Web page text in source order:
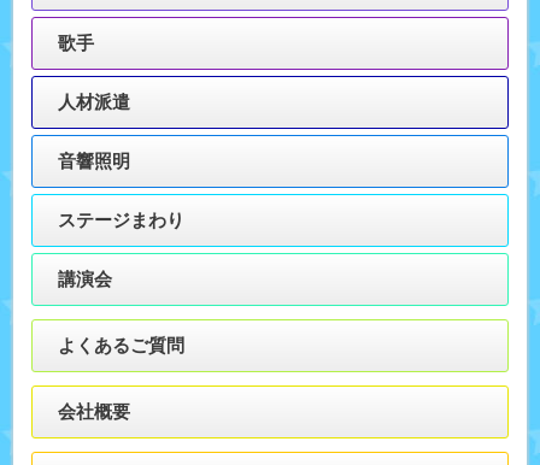
歌手
人材派遣
音響照明
ステージまわり
講演会
よくあるご質問
会社概要